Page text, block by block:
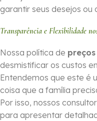
garantir seus desejos ou
Transparência e Flexibilidade
Nossa política de
desmistificar os custos
Entendemos que este é
coisa que a família
Por isso, nossos
para apresentar